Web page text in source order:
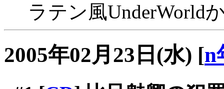
ラテン風UnderWorld
2005年02月23日(水) [n